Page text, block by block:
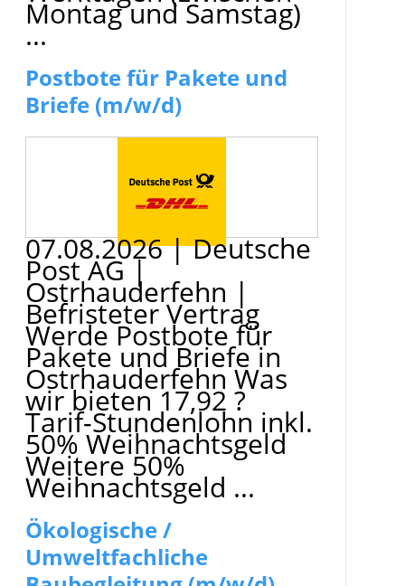
Montag und Samstag)
...
Postbote für Pakete und
Briefe (m/w/d)
07.08.2026|Deutsche
Post AG|
Ostrhauderfehn |
Befristeter Vertrag
Werde Postbote für
Pakete und Briefe in
Ostrhauderfehn Was
wir bieten 17,92 ?
Tarif-Stundenlohn inkl.
50% Weihnachtsgeld
Weitere 50%
Weihnachtsgeld ...
Ökologische /
Umweltfachliche